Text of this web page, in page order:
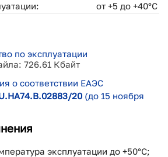
от +5 до +40°С
по эксплуатации
726.61 Кбайт
о соответствии ЕАЭС
20 (до 15 ноября
эксплуатации до +50°С;